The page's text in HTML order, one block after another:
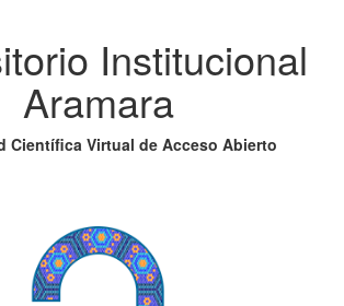
Institucional
Aramara
Científica Virtual de Acceso Abierto